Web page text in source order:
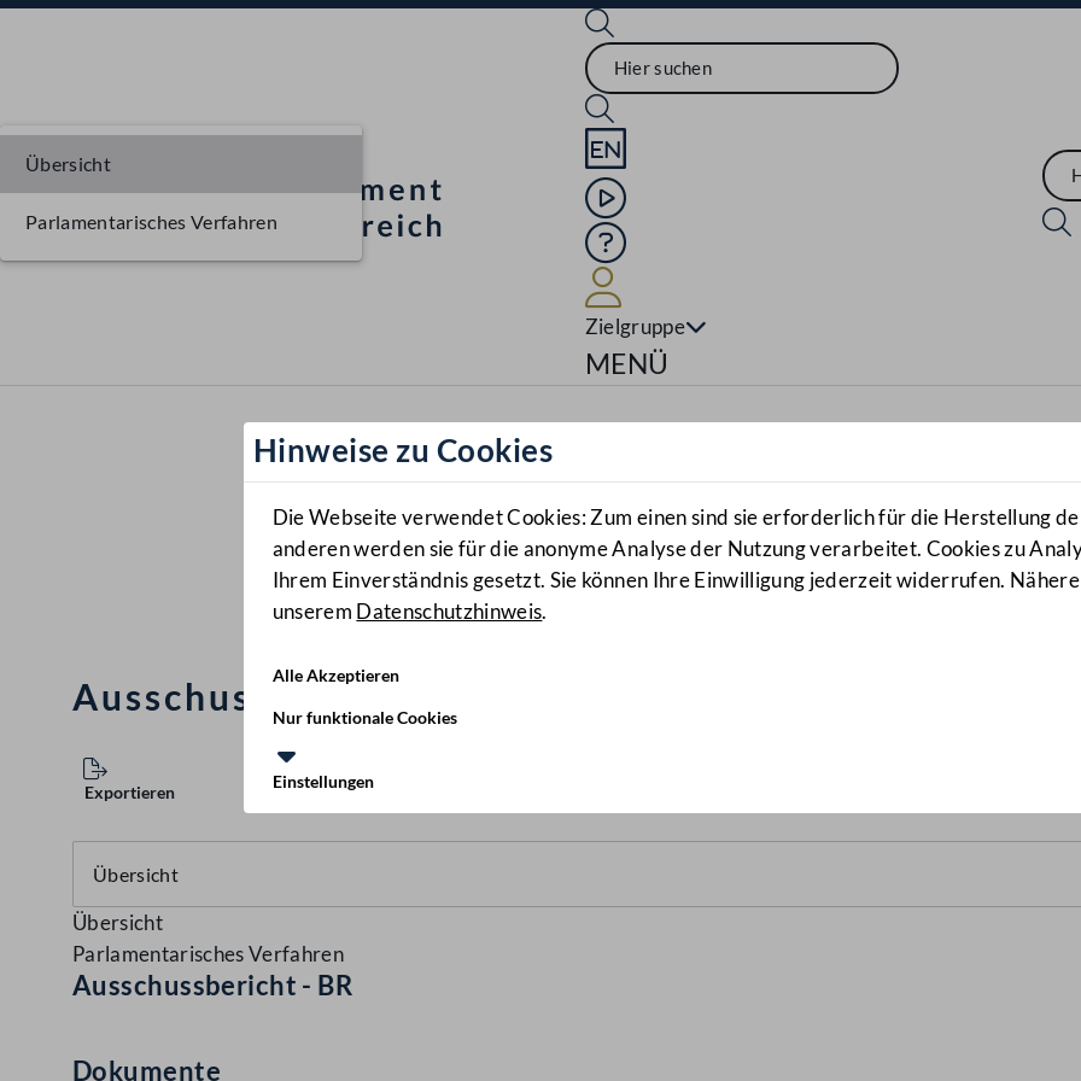
Sprache English
Mediathek
Hilfe
Zielgruppe
Navigationsmenü öffnen
MENÜ
Hinweise zu Cookies
Die Webseite verwendet Cookies: Zum einen sind sie erforderlich für die Herstellung
anderen werden sie für die anonyme Analyse der Nutzung verarbeitet. Cookies zu
Ihrem Einverständnis gesetzt. Sie können Ihre Einwilligung jederzeit widerrufen.
unserem Datenschutzhinweis.
Alle Akzeptieren
Nur funktionale Cookies
Einstellungen
Ausschussbericht (BR)
Exportieren
Übersicht
Parlamentarisches Verfahren
Übersicht
Parlamentarisches Verfahren
Ausschussbericht - BR
Dokumente